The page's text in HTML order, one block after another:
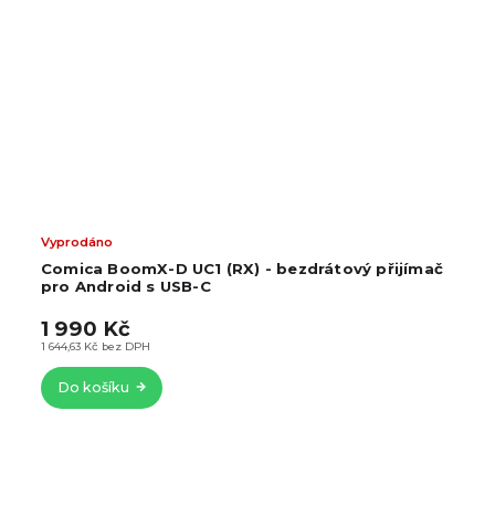
Comica BoomX-D UC1 (RX) - bezdrátový přijímač
pro Android s USB-C
Vyprodáno
1 644,63 Kč bez DPH
1 990 Kč
Do košíku